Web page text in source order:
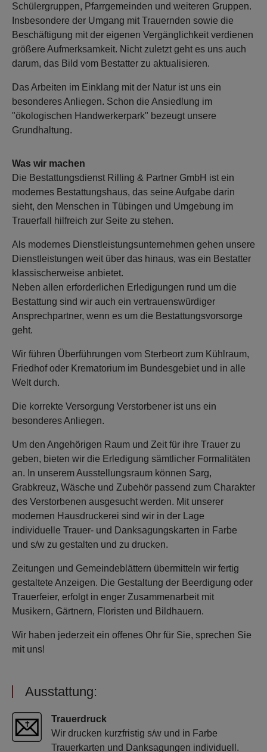
Schülergruppen, Pfarrgemeinden und weiteren Gruppen.
Insbesondere der Umgang mit Trauernden sowie die
Beschäftigung mit der eigenen Vergänglichkeit verdienen
größere Aufmerksamkeit. Nicht zuletzt geht es uns auch
darum, das Bild vom Bestatter zu aktualisieren.
Das Arbeiten im Einklang mit der Natur ist uns ein
besonderes Anliegen. Schon die Ansiedlung im
"ökologischen Handwerkerpark" bezeugt unsere
Grundhaltung.
Was wir machen
Die Bestattungsdienst Rilling & Partner GmbH ist ein
modernes Bestattungshaus, das seine Aufgabe darin
sieht, den Menschen in Tübingen und Umgebung im
Trauerfall hilfreich zur Seite zu stehen.
Als modernes Dienstleistungsunternehmen gehen unsere
Dienstleistungen weit über das hinaus, was ein Bestatter
klassischerweise anbietet.
Neben allen erforderlichen Erledigungen rund um die
Bestattung sind wir auch ein vertrauenswürdiger
Ansprechpartner, wenn es um die Bestattungsvorsorge
geht.
Wir führen Überführungen vom Sterbeort zum Kühlraum,
Friedhof oder Krematorium im Bundesgebiet und in alle
Welt durch.
Die korrekte Versorgung Verstorbener ist uns ein
besonderes Anliegen.
Um den Angehörigen Raum und Zeit für ihre Trauer zu
geben, bieten wir die Erledigung sämtlicher Formalitäten
an. In unserem Ausstellungsraum können Sarg,
Grabkreuz, Wäsche und Zubehör passend zum Charakter
des Verstorbenen ausgesucht werden. Mit unserer
modernen Hausdruckerei sind wir in der Lage
individuelle Trauer- und Danksagungskarten in Farbe
und s/w zu gestalten und zu drucken.
Zeitungen und Gemeindeblättern übermitteln wir fertig
gestaltete Anzeigen. Die Gestaltung der Beerdigung oder
Trauerfeier, erfolgt in enger Zusammenarbeit mit
Musikern, Gärtnern, Floristen und Bildhauern.
Wir haben jederzeit ein offenes Ohr für Sie, sprechen Sie
mit uns!
Ausstattung:
Trauerdruck
Wir drucken kurzfristig s/w und in Farbe
Trauerkarten und Danksagungen individuell.